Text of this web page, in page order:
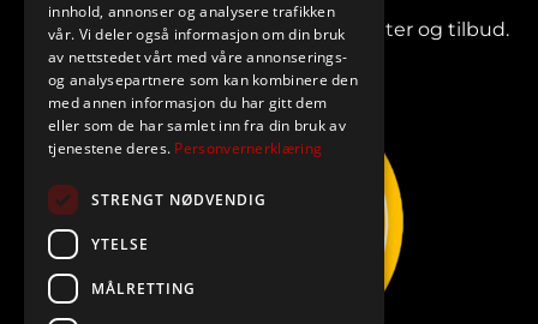
Meld deg på vårt nyhetsbrev for nyheter og tilbud.
innhold, annonser og analysere trafikken
vår. Vi deler også informasjon om din bruk
av nettstedet vårt med våre annonserings-
og analysepartnere som kan kombinere den
med annen informasjon du har gitt dem
eller som de har samlet inn fra din bruk av
tjenestene deres. Personvernerklæring
STRENGT NØDVENDIG
YTELSE
MÅLRETTING